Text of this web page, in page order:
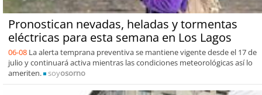
Pronostican nevadas, heladas y tormentas
eléctricas para esta semana en Los Lagos
06-08 La alerta temprana preventiva se mantiene vigente desde el 17 de
julio y continuará activa mientras las condiciones meteorológicas así lo
ameriten.
soyosorno